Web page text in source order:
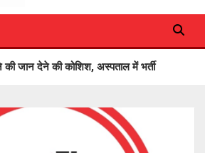
की जान देने की कोशिश, अस्पताल में भर्ती